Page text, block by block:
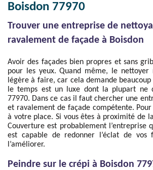
Boisdon 77970
Trouver une entreprise de
ravalement de façade à Boisdon
Avoir des façades bien propres et sans
pour les yeux. Quand même, le nettoyer
légère à faire, car cela demande
le temps est un luxe dont la plupart ne
77970. Dans ce cas il faut chercher une
et ravalement de façade compétente. Pour
à votre place. Si vous êtes à proximité de la
Couverture est probablement l’entreprise
est capable de redonner l’éclat de vos
l’améliorer.
Peindre sur le crépi à Boisdon